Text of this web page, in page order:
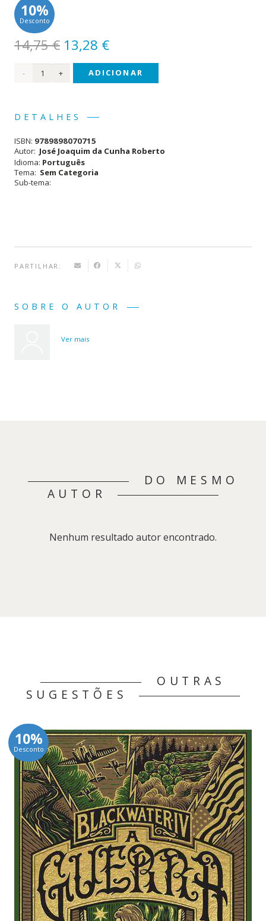
10%
Desconto
14,75€ O
preço
original
14,75 €.
13,28 €O
preço
atual
Quantidade
e
Disponibilização
da
Militares
ADICIONAR
DETALHES
ISBN: 9789898070715
Autor: José Joaquim da Cunha Roberto
Idioma: Português
Tema: Sem Categoria
Sub-tema:
PARTILHAR:
SOBRE O AUTOR
Ver mais
DO MESMO
AUTOR
Nenhum resultado autor encontrado.
OUTRAS
SUGESTÕES
10%
Desconto